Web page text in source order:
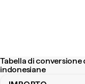
Tabella di
indonesiane